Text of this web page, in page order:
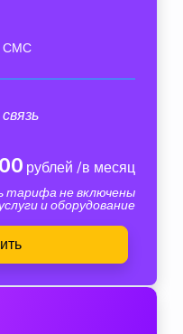
СМС
рублей /в месяц
тарифа не включены
и оборудование